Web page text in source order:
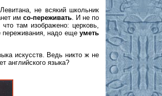
не всякий школьник
им со-переживать. И не по
там изображено: церковь,
переживания, надо еще уметь
искусств. Ведь никто ж не
английского языка?